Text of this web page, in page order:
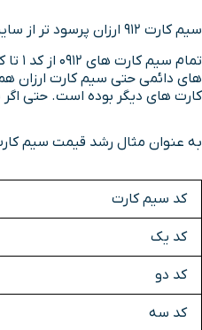
سیم کارت 912 ارزان پرسود تر از سایر سیم کارت ها
های دائمی حتی سیم کارت ارزان همراه اول (کد صفر و کد 9) نیز میتواند برای سرمایه گذاری
کارت های دیگر بوده است. حتی اگر سیم کارت 0912 کارکرده ی ارزان باشد نیز در طی زمان به ارزشش افزوده می شود اما طبیعتا با شیب
به عنوان مثال رشد قیمت سیم کارت های 912 از سال 1393 تا 1402 کاملا گویای
کد سیم کارت
کد یک
کد دو
کد سه